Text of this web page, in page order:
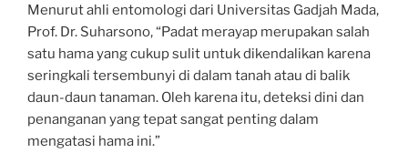
Menurut ahli entomologi dari Universitas Gadjah Mada,
Prof. Dr. Suharsono, “Padat merayap merupakan salah
satu hama yang cukup sulit untuk dikendalikan karena
seringkali tersembunyi di dalam tanah atau di balik
daun-daun tanaman. Oleh karena itu, deteksi dini dan
penanganan yang tepat sangat penting dalam
mengatasi hama ini.”